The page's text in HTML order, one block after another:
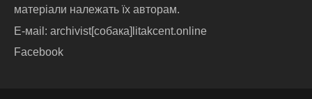
матеріали належать їх авторам.
E-маіl: archivist[собака]litakcent.online
Facebook